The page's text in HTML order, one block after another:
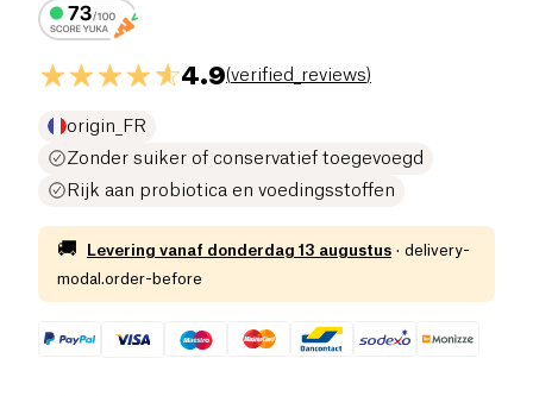
4.9(verified_reviews)
origin_FR
Zonder suiker of conservatief toegevoegd
Rijk aan probiotica en voedingsstoffen
🚚 Levering vanaf donderdag 13 augustus · delivery-
modal.order-before